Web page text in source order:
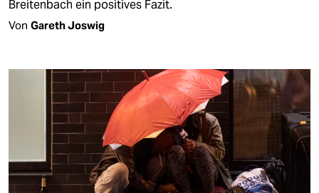
Breitenbach ein positives Fazit.
Von Gareth Joswig